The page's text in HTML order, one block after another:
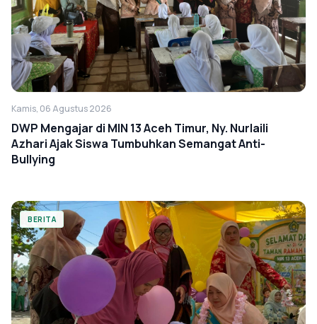
Kamis, 06 Agustus 2026
DWP Mengajar di MIN 13 Aceh Timur, Ny. Nurlaili
Azhari Ajak Siswa Tumbuhkan Semangat Anti-
Bullying
BERITA